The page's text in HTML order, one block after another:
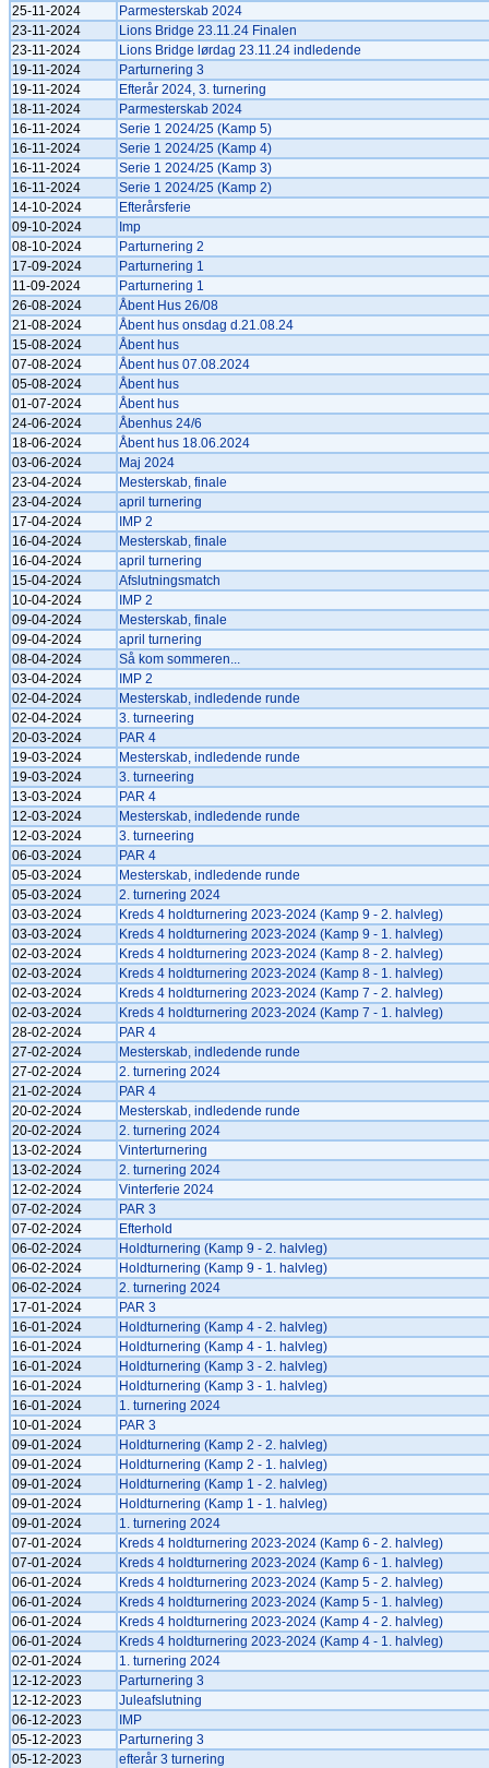
25-11-2024
Parmesterskab 2024
23-11-2024
Lions Bridge 23.11.24 Finalen
23-11-2024
Lions Bridge lørdag 23.11.24 indledende
19-11-2024
Parturnering 3
19-11-2024
Efterår 2024, 3. turnering
18-11-2024
Parmesterskab 2024
16-11-2024
Serie 1 2024/25 (Kamp 5)
16-11-2024
Serie 1 2024/25 (Kamp 4)
16-11-2024
Serie 1 2024/25 (Kamp 3)
16-11-2024
Serie 1 2024/25 (Kamp 2)
14-10-2024
Efterårsferie
09-10-2024
Imp
08-10-2024
Parturnering 2
17-09-2024
Parturnering 1
11-09-2024
Parturnering 1
26-08-2024
Åbent Hus 26/08
21-08-2024
Åbent hus onsdag d.21.08.24
15-08-2024
Åbent hus
07-08-2024
Åbent hus 07.08.2024
05-08-2024
Åbent hus
01-07-2024
Åbent hus
24-06-2024
Åbenhus 24/6
18-06-2024
Åbent hus 18.06.2024
03-06-2024
Maj 2024
23-04-2024
Mesterskab, finale
23-04-2024
april turnering
17-04-2024
IMP 2
16-04-2024
Mesterskab, finale
16-04-2024
april turnering
15-04-2024
Afslutningsmatch
10-04-2024
IMP 2
09-04-2024
Mesterskab, finale
09-04-2024
april turnering
08-04-2024
Så kom sommeren...
03-04-2024
IMP 2
02-04-2024
Mesterskab, indledende runde
02-04-2024
3. turneering
20-03-2024
PAR 4
19-03-2024
Mesterskab, indledende runde
19-03-2024
3. turneering
13-03-2024
PAR 4
12-03-2024
Mesterskab, indledende runde
12-03-2024
3. turneering
06-03-2024
PAR 4
05-03-2024
Mesterskab, indledende runde
05-03-2024
2. turnering 2024
03-03-2024
Kreds 4 holdturnering 2023-2024 (Kamp 9 - 2. halvleg)
03-03-2024
Kreds 4 holdturnering 2023-2024 (Kamp 9 - 1. halvleg)
02-03-2024
Kreds 4 holdturnering 2023-2024 (Kamp 8 - 2. halvleg)
02-03-2024
Kreds 4 holdturnering 2023-2024 (Kamp 8 - 1. halvleg)
02-03-2024
Kreds 4 holdturnering 2023-2024 (Kamp 7 - 2. halvleg)
02-03-2024
Kreds 4 holdturnering 2023-2024 (Kamp 7 - 1. halvleg)
28-02-2024
PAR 4
27-02-2024
Mesterskab, indledende runde
27-02-2024
2. turnering 2024
21-02-2024
PAR 4
20-02-2024
Mesterskab, indledende runde
20-02-2024
2. turnering 2024
13-02-2024
Vinterturnering
13-02-2024
2. turnering 2024
12-02-2024
Vinterferie 2024
07-02-2024
PAR 3
07-02-2024
Efterhold
06-02-2024
Holdturnering (Kamp 9 - 2. halvleg)
06-02-2024
Holdturnering (Kamp 9 - 1. halvleg)
06-02-2024
2. turnering 2024
17-01-2024
PAR 3
16-01-2024
Holdturnering (Kamp 4 - 2. halvleg)
16-01-2024
Holdturnering (Kamp 4 - 1. halvleg)
16-01-2024
Holdturnering (Kamp 3 - 2. halvleg)
16-01-2024
Holdturnering (Kamp 3 - 1. halvleg)
16-01-2024
1. turnering 2024
10-01-2024
PAR 3
09-01-2024
Holdturnering (Kamp 2 - 2. halvleg)
09-01-2024
Holdturnering (Kamp 2 - 1. halvleg)
09-01-2024
Holdturnering (Kamp 1 - 2. halvleg)
09-01-2024
Holdturnering (Kamp 1 - 1. halvleg)
09-01-2024
1. turnering 2024
07-01-2024
Kreds 4 holdturnering 2023-2024 (Kamp 6 - 2. halvleg)
07-01-2024
Kreds 4 holdturnering 2023-2024 (Kamp 6 - 1. halvleg)
06-01-2024
Kreds 4 holdturnering 2023-2024 (Kamp 5 - 2. halvleg)
06-01-2024
Kreds 4 holdturnering 2023-2024 (Kamp 5 - 1. halvleg)
06-01-2024
Kreds 4 holdturnering 2023-2024 (Kamp 4 - 2. halvleg)
06-01-2024
Kreds 4 holdturnering 2023-2024 (Kamp 4 - 1. halvleg)
02-01-2024
1. turnering 2024
12-12-2023
Parturnering 3
12-12-2023
Juleafslutning
06-12-2023
IMP
05-12-2023
Parturnering 3
05-12-2023
efterår 3 turnering